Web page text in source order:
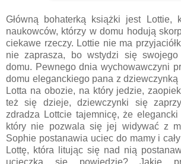
Główną bohaterką książki jest Lottie,
naukowców, którzy w domu hodują
ciekawe rzeczy. Lottie nie ma
nie zaprasza, bo wstydzi się swojego
domu. Pewnego dnia wychowawczyni
domu eleganckiego pana z
Lotta na obozie, na który jedzie,
też się dzieje, dziewczynki się
zdradza Lottcie tajemnicę, że
który nie pozwala się jej widywać z
Sophie postanawia uciec do mamy i
Lottę, która litując się nad nią
ucieczka się powiedzie? Jakie